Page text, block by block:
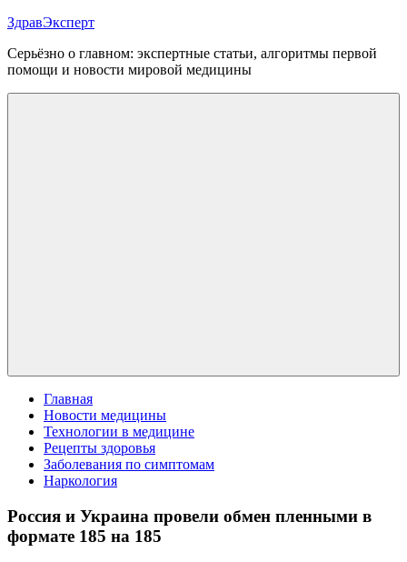
Перейти
содержимому
ЗдравЭксперт
Серьёзно о главном: экспертные статьи, алгоритмы первой
помощи и новости мировой медицины
Главная
Новости медицины
Технологии в медицине
Рецепты здоровья
Заболевания по симптомам
Наркология
Россия и Украина провели обмен пленными в
формате 185 на 185